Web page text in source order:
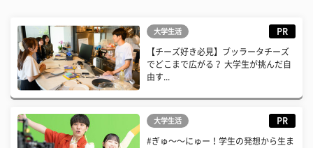
大学生活 PR
【チーズ好き必見】ブッラータチーズ
でどこまで広がる？ 大学生が挑んだ自
由す...
大学生活 PR
#ぎゅ〜〜にゅー！学生の発想から生ま